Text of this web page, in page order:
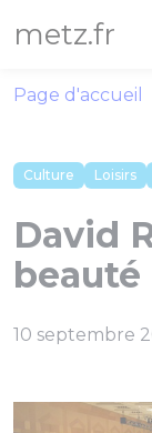
metz.fr
Page d'accueil
Culture Loisirs
David
beauté
10 septembre